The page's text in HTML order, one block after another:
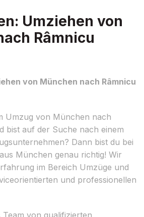
Umziehen von
Râmnicu
von München nach Râmnicu
Umzug von München nach
bist auf der Suche nach einem
Dann bist du bei
München genau richtig! Wir
im Bereich Umzüge und
und professionellen
Team von qualifizierten